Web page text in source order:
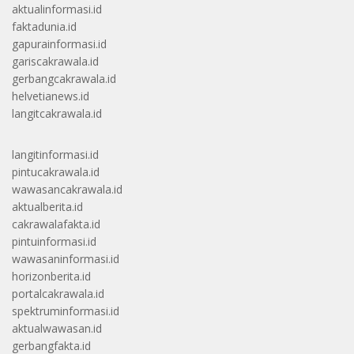
aktualinformasi.id
faktadunia.id
gapurainformasi.id
gariscakrawala.id
gerbangcakrawala.id
helvetianews.id
langitcakrawala.id
langitinformasi.id
pintucakrawala.id
wawasancakrawala.id
aktualberita.id
cakrawalafakta.id
pintuinformasi.id
wawasaninformasi.id
horizonberita.id
portalcakrawala.id
spektruminformasi.id
aktualwawasan.id
gerbangfakta.id